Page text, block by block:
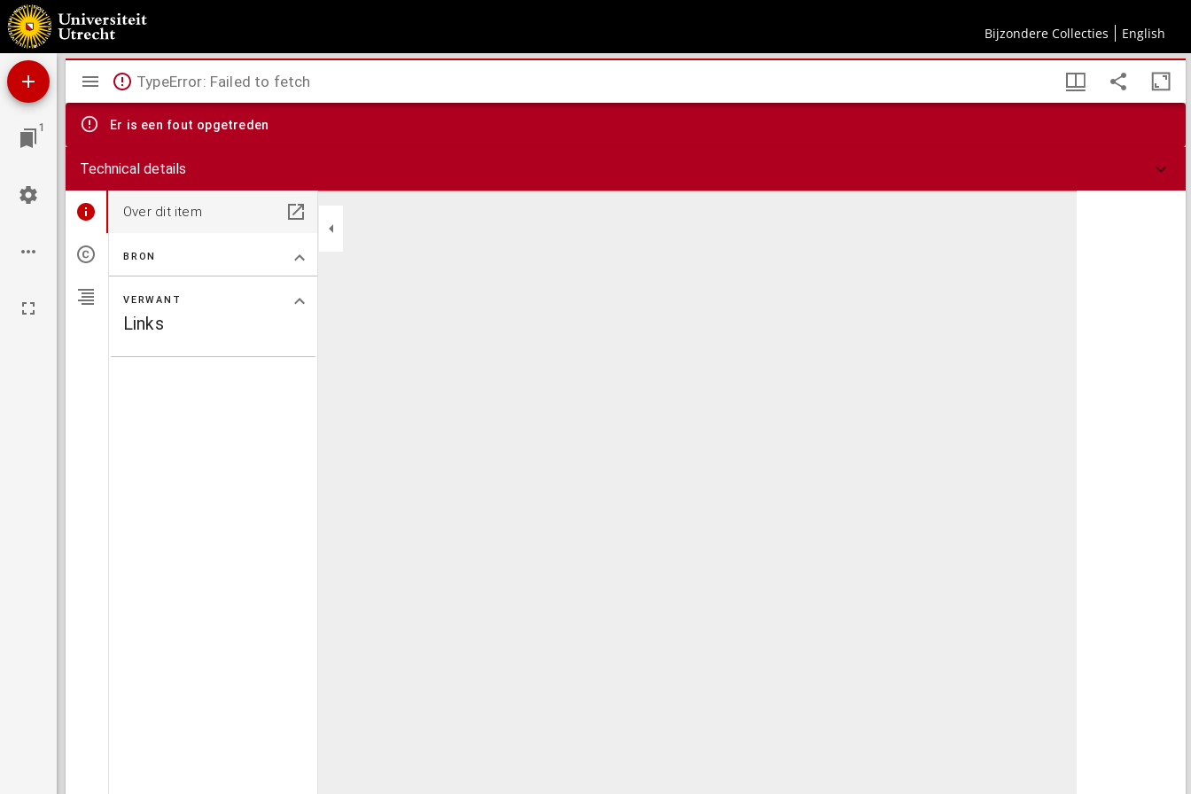
Bijzondere Collecties English
Plan van de werken buiten Groningen.
1
Mirador
viewer
TypeError: Failed to fetch
Er is een fout opgetreden
Technical details
Over dit item
BRON
VERWANT
Links